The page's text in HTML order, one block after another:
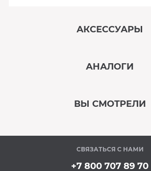
АКСЕССУАРЫ
АНАЛОГИ
ВЫ СМОТРЕЛИ
В
СВЯЗАТЬСЯ С НАМИ
+7 800 707 89 70